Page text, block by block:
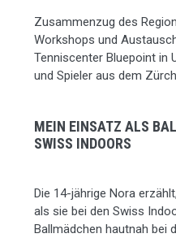
Zusammenzug des
Workshops und
Tenniscenter Bluepoint in
und Spieler aus dem
MEIN EINSATZ ALS
SWISS INDOORS
Die 14-jährige Nora
als sie bei den Swiss
Ballmädchen hautnah bei